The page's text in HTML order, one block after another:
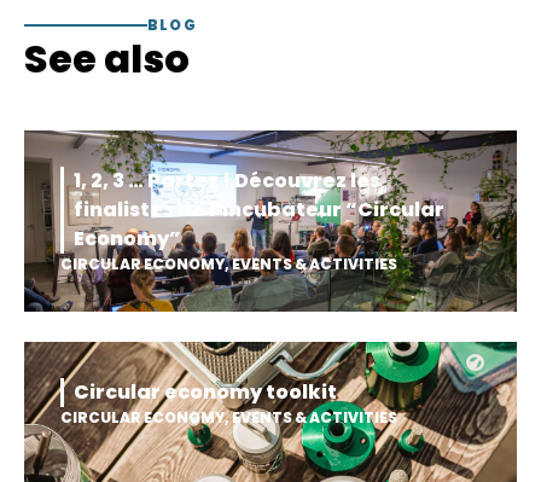
BLOG
See also
1, 2, 3 … Partez ! Découvrez les
finalistes de l’incubateur “Circular
Economy”
CIRCULAR ECONOMY,EVENTS & ACTIVITIES
Circular economy toolkit
CIRCULAR ECONOMY,EVENTS & ACTIVITIES